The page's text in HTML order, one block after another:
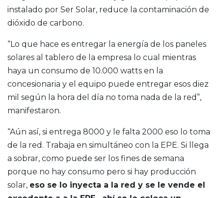
instalado por Ser Solar, reduce la contaminación de
dióxido de carbono.
“Lo que hace es entregar la energía de los paneles
solares al tablero de la empresa lo cual mientras
haya un consumo de 10.000 watts en la
concesionaria y el equipo puede entregar esos diez
mil según la hora del día no toma nada de la red”,
manifestaron.
“Aún así, si entrega 8000 y le falta 2000 eso lo toma
de la red. Trabaja en simultáneo con la EPE. Si llega
a sobrar, como puede ser los fines de semana
porque no hay consumo pero si hay producción
solar, eso se lo inyecta a la red y se le vende el